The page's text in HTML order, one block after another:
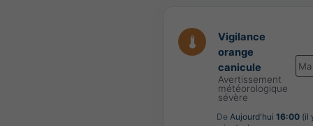
Vigilance
orange
canicule
Avertissement
météorologique
sévère
De Aujourd'hui 16:00 (il